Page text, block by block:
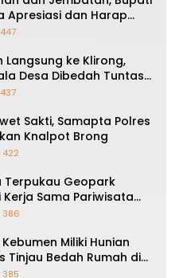
Apresiasi dan Harap
447
Langsung ke Klirong,
Desa Dibedah Tuntas
Dinas
437
Sakti, Samapta Polres
Knalpot Brong
422
Terpukau Geopark
Kerja Sama Pariwisata
386
Miliki Hunian
Tinjau Bedah Rumah di
385